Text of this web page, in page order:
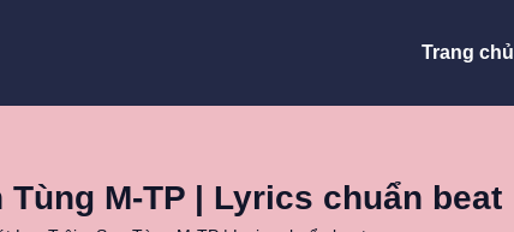
Trang chủ
M-TP | Lyrics chuẩn beat